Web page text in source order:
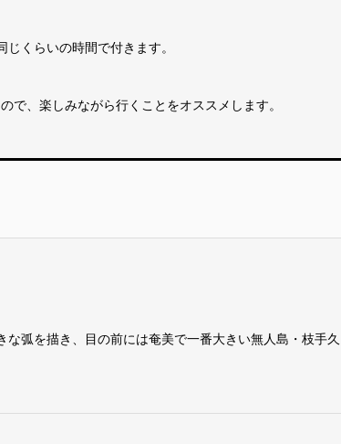
くらいの時間で付きます。
で、楽しみながら行くことをオススメします。
弧を描き、目の前には奄美で一番大きい無人島・枝手久